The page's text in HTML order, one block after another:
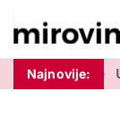
Najnovije:
50 centi